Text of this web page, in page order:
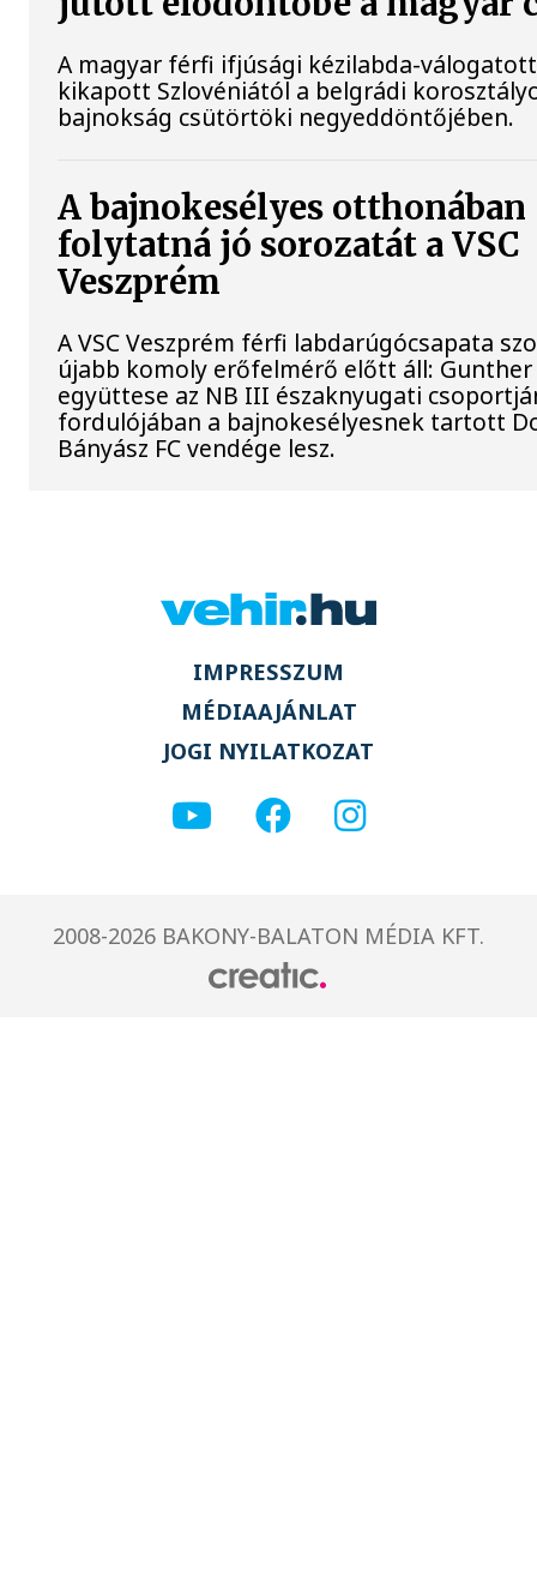
A magyar férfi ifjúsági kézilabda-
kikapott Szlovéniától a belgrádi
bajnokság csütörtöki negyeddöntőjében.
A bajnokesélyes otthonában
folytatná jó sorozatát a VSC
Veszprém
A VSC Veszprém férfi labdarúgócsapata
újabb komoly erőfelmérő előtt áll:
együttese az NB III északnyugati
fordulójában a bajnokesélyesnek tartott
Bányász FC vendége lesz.
IMPRESSZUM
MÉDIAAJÁNLAT
JOGI NYILATKOZAT
2008-2026 BAKONY-BALATON MÉDIA KFT.